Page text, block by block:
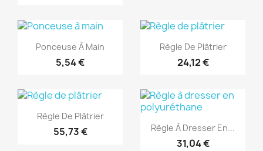
Aperçu rapide
Ponceuse À Main
5,54 €
(1)
Aperçu rapide
Règle De Plâtrier
24,12 €
(1)
Aperçu rapide
Règle De Plâtrier
55,73 €
(1)
Aperçu rapide
Règle À Dresser En...
31,04 €